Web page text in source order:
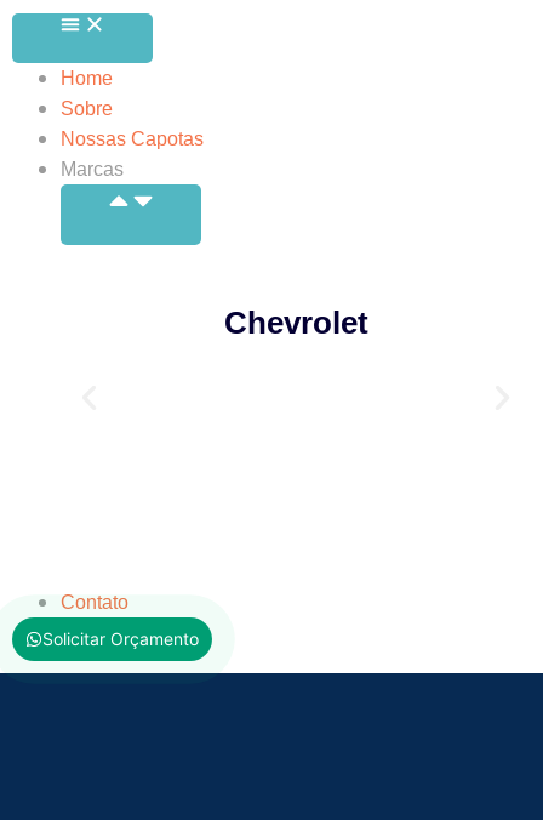
Home
Sobre
Nossas Capotas
Marcas
Chevrolet
Contato
Solicitar Orçamento